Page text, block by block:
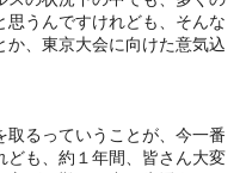
うんですけれども、そんな
か、東京大会に向けた意気込
るっていうことが、今一番
ども、約１年間、皆さん大変